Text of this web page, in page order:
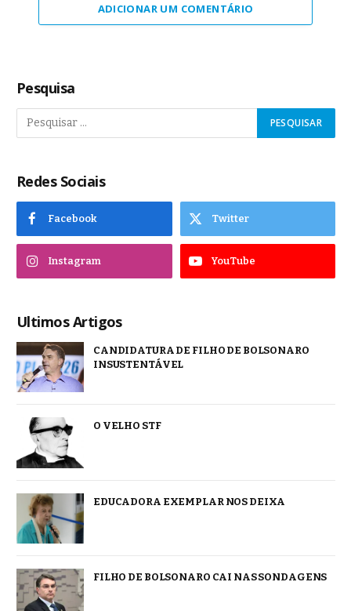
ADICIONAR UM COMENTÁRIO
Pesquisa
Redes Sociais
Facebook Twitter
Instagram YouTube
Ultimos Artigos
CANDIDATURA DE FILHO DE BOLSONARO
INSUSTENTÁVEL
O VELHO STF
EDUCADORA EXEMPLAR NOS DEIXA
FILHO DE BOLSONARO CAI NAS SONDAGENS